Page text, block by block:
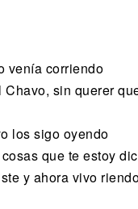
venía corriendo
Chavo, sin querer
los sigo oyendo
que te estoy
y ahora vivo